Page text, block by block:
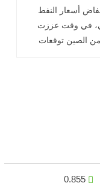
أسعار النفط
في وقت عززت
من الصين توقعات
0.855